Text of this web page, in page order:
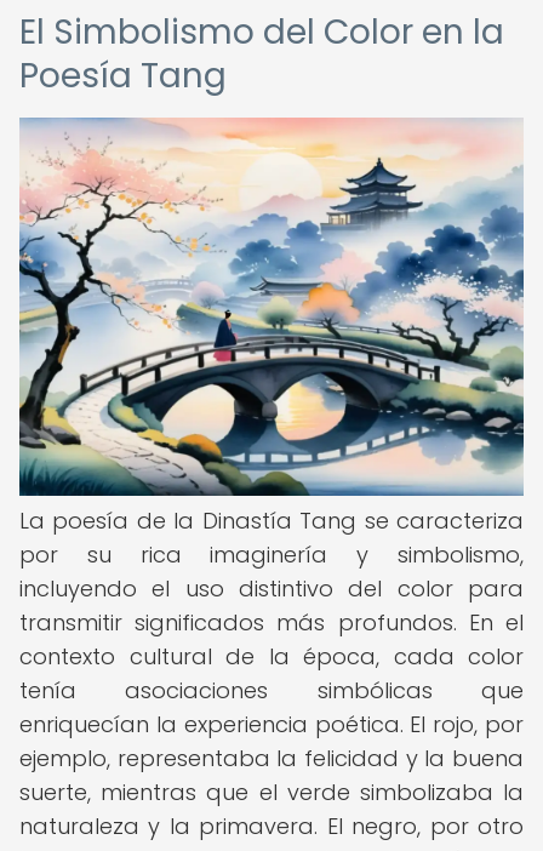
El Simbolismo del Color en la
Poesía Tang
La poesía de la Dinastía Tang se caracteriza
por su rica imaginería y simbolismo,
incluyendo el uso distintivo del color para
transmitir significados más profundos. En el
contexto cultural de la época, cada color
tenía asociaciones simbólicas que
enriquecían la experiencia poética. El rojo, por
ejemplo, representaba la felicidad y la buena
suerte, mientras que el verde simbolizaba la
naturaleza y la primavera. El negro, por otro